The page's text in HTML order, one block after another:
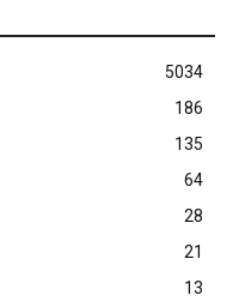
5034
186
135
64
28
21
13